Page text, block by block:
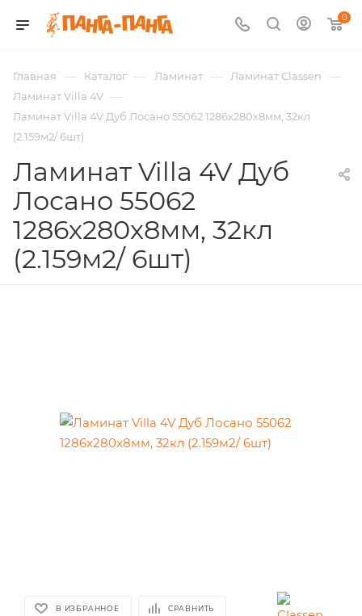
0
Главная — Каталог — Ламинат — Ламинат Classen —
Ламинат Villa 4V —
Ламинат Villa 4V Дуб Лосано 55062 1286х280х8мм, 32кл
(2.159м2/ 6шт)
Ламинат Villa 4V Дуб
Лосано 55062
1286х280х8мм, 32кл
(2.159м2/ 6шт)
В ИЗБРАННОЕ СРАВНИТЬ